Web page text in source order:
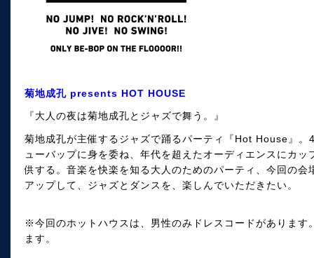
菊地成孔 presents HOT HOUSE
『大人の夜は菊地成孔とジャズで舞う。』
菊地成孔が主催するジャズで踊るパーティ『Hot House』
ューバップに身を委ね、年代を超えたオーディエンスにカ
供する。音楽を快楽を知る大人のためのパーティ、今回の
アップして、ジャズとダンスを、楽しんでいただきたい。
※今回のホットハウスは、男性のみドレスコードがあります
ます。